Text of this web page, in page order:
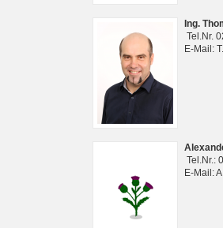
Ing.
Tel.Nr.
E-Mail:
Tel.Nr.:
E-Mail: